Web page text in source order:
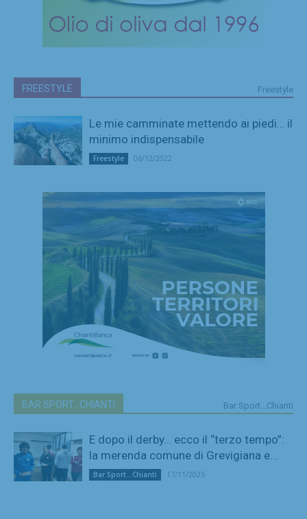
FREESTYLE Freestyle
Le mie camminate mettendo ai piedi… il
minimo indispensabile
Freestyle 06/12/2022
BAR SPORT...CHIANTI Bar Sport...Chianti
E dopo il derby… ecco il “terzo tempo”:
la merenda comune di Grevigiana e...
Bar Sport...Chianti 17/11/2025